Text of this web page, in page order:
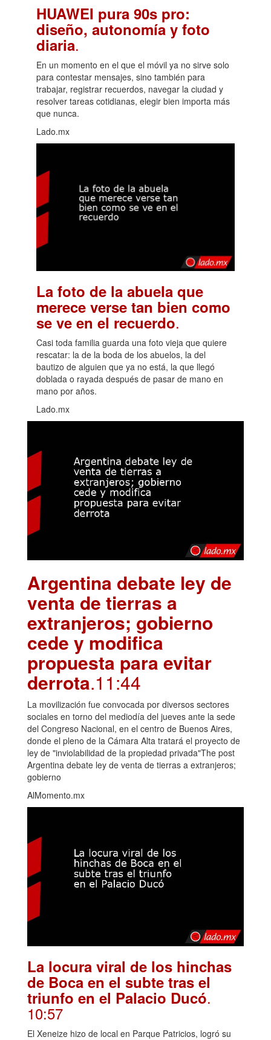
HUAWEI pura 90s pro:
diseño, autonomía y foto
diaria.
En un momento en el que el móvil ya no sirve solo
para contestar mensajes, sino también para
trabajar, registrar recuerdos, navegar la ciudad y
resolver tareas cotidianas, elegir bien importa más
que nunca.
Lado.mx
La foto de la abuela que
merece verse tan bien como
se ve en el recuerdo.
Casi toda familia guarda una foto vieja que quiere
rescatar: la de la boda de los abuelos, la del
bautizo de alguien que ya no está, la que llegó
doblada o rayada después de pasar de mano en
mano por años.
Lado.mx
Argentina debate ley de
venta de tierras a
extranjeros; gobierno
cede y modifica
propuesta para evitar
derrota.11:44
La movilización fue convocada por diversos sectores
sociales en torno del mediodía del jueves ante la sede
del Congreso Nacional, en el centro de Buenos Aires,
donde el pleno de la Cámara Alta tratará el proyecto de
ley de "inviolabilidad de la propiedad privada"The post
Argentina debate ley de venta de tierras a extranjeros;
gobierno
AlMomento.mx
La locura viral de los hinchas
de Boca en el subte tras el
triunfo en el Palacio Ducó.
10:57
El Xeneize hizo de local en Parque Patricios, logró su